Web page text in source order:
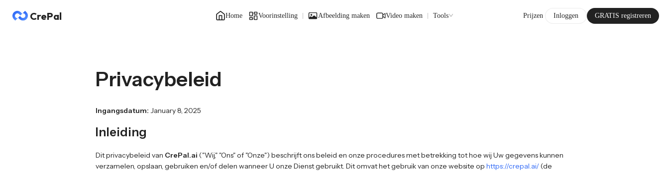
CrePal Home Voorinstelling Afbeelding maken Video maken Tools Prijzen Inloggen GRATIS registreren
Privacybeleid
Ingangsdatum: January 8, 2025
Inleiding
Dit privacybeleid van CrePal.ai ("Wij," "Ons" of "Onze") beschrijft ons beleid en onze procedures met betrekking tot hoe wij Uw gegevens kunnen
verzamelen, opslaan, gebruiken en/of delen wanneer U onze Dienst gebruikt. Dit omvat het gebruik van onze website op https://crepal.ai/(de